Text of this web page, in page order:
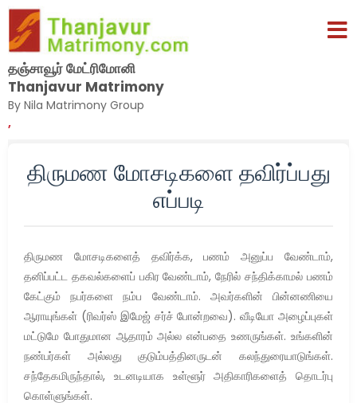
தஞ்சாவூர் மேட்ரிமோனி
Thanjavur Matrimony
By Nila Matrimony Group
,
திருமண மோசடிகளை தவிர்ப்பது
எப்படி
திருமண மோசடிகளைத் தவிர்க்க, பணம் அனுப்ப வேண்டாம்,
தனிப்பட்ட தகவல்களைப் பகிர வேண்டாம், நேரில் சந்திக்காமல் பணம்
கேட்கும் நபர்களை நம்ப வேண்டாம். அவர்களின் பின்னணியை
ஆராயுங்கள் (ரிவர்ஸ் இமேஜ் சர்ச் போன்றவை). வீடியோ அழைப்புகள்
மட்டுமே போதுமான ஆதாரம் அல்ல என்பதை உணருங்கள். உங்களின்
நண்பர்கள் அல்லது குடும்பத்தினருடன் கலந்துரையாடுங்கள்.
சந்தேகமிருந்தால், உடனடியாக உள்ளூர் அதிகாரிகளைத் தொடர்பு
கொள்ளுங்கள்.